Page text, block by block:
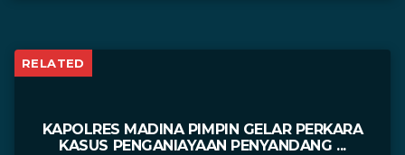
RELATED
KAPOLRES MADINA PIMPIN GELAR PERKARA
KASUS PENGANIAYAAN PENYANDANG ...